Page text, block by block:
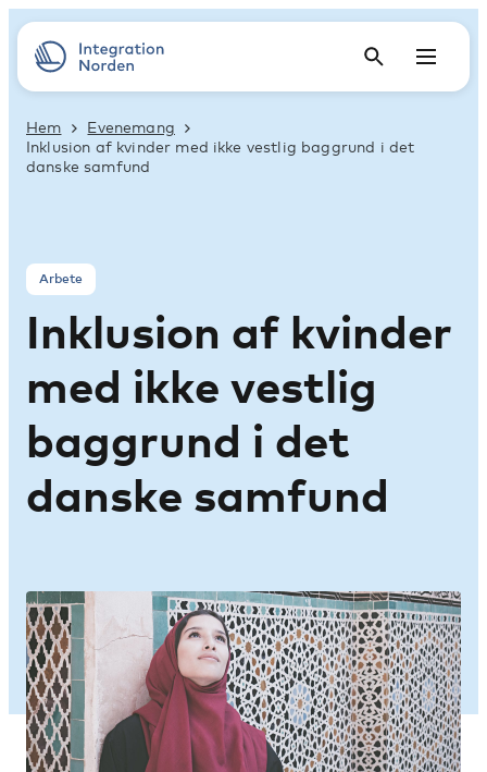
Hem
Evenemang
Inklusion af kvinder med ikke vestlig baggrund i det
danske samfund
Arbete
Inklusion af kvinder
med ikke vestlig
baggrund i det
danske samfund